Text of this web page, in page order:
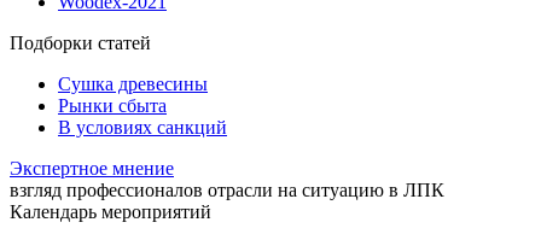
Подборки статей
Сушка древесины
Рынки сбыта
В условиях санкций
Экспертное мнение
взгляд профессионалов отрасли на ситуацию в ЛПК
Календарь мероприятий